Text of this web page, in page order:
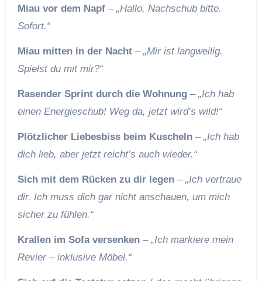
Miau vor dem Napf– „Hallo, Nachschub bitte.
Sofort.“
Miau mitten in der Nacht– „Mir ist langweilig.
Spielst du mit mir?“
Rasender Sprint durch die Wohnung– „Ich hab
einen Energieschub! Weg da, jetzt wird’s wild!“
Plötzlicher Liebesbiss beim Kuscheln– „Ich hab
dich lieb, aber jetzt reicht’s auch wieder.“
Sich mit dem Rücken zu dir legen– „Ich vertraue
dir. Ich muss dich gar nicht anschauen, um mich
sicher zu fühlen.“
Krallen im Sofa versenken– „Ich markiere mein
Revier – inklusive Möbel.“